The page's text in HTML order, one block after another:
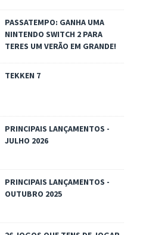
PASSATEMPO: GANHA UMA
NINTENDO SWITCH 2 PARA
TERES UM VERÃO EM GRANDE!
TEKKEN 7
PRINCIPAIS LANÇAMENTOS -
JULHO 2026
PRINCIPAIS LANÇAMENTOS -
OUTUBRO 2025